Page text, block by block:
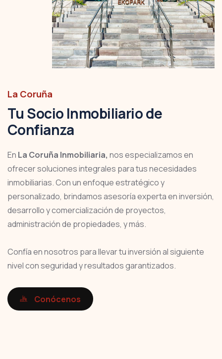
La Coruña
Tu Socio Inmobiliario de
Confianza
En La Coruña Inmobiliaria, nos especializamos en
ofrecer soluciones integrales para tus necesidades
inmobiliarias. Con un enfoque estratégico y
personalizado, brindamos asesoría experta en inversión,
desarrollo y comercialización de proyectos,
administración de propiedades, y más.
Confía en nosotros para llevar tu inversión al siguiente
nivel con seguridad y resultados garantizados.
Conócenos